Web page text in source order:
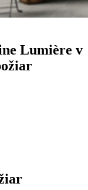
Lumière v